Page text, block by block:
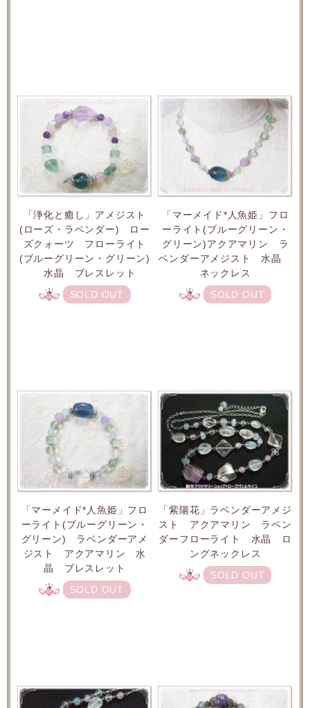
「浄化と癒し」アメジスト
(ローズ・ラベンダー) ロー
ズクォーツ フローライト
(ブルーグリーン・グリーン)
水晶 ブレスレット
SOLD OUT
「マーメイド*人魚姫」フロ
ーライト(ブルーグリーン・
グリーン)アクアマリン ラ
ベンダーアメジスト 水晶
ネックレス
SOLD OUT
「マーメイド*人魚姫」フロ
ーライト(ブルーグリーン・
グリーン) ラベンダーアメ
ジスト アクアマリン 水
晶 ブレスレット
SOLD OUT
「紫陽花」ラベンダーアメジ
スト アクアマリン ラベン
ダーフローライト 水晶 ロ
ングネックレス
SOLD OUT